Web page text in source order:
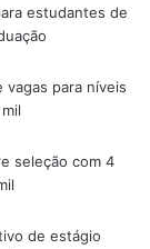
estudantes de
vagas para níveis
seleção com 4
de estágio